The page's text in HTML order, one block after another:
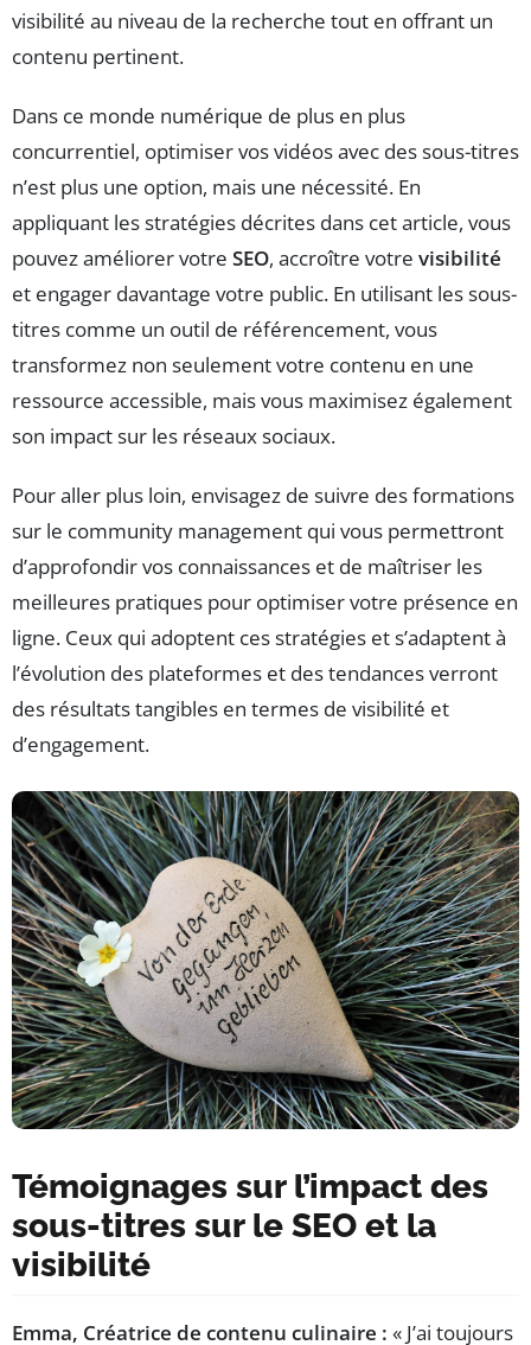
visibilité au niveau de la recherche tout en offrant un
contenu pertinent.
Dans ce monde numérique de plus en plus
concurrentiel, optimiser vos vidéos avec des sous-titres
n’est plus une option, mais une nécessité. En
appliquant les stratégies décrites dans cet article, vous
pouvez améliorer votre SEO, accroître votre visibilité
et engager davantage votre public. En utilisant les sous-
titres comme un outil de référencement, vous
transformez non seulement votre contenu en une
ressource accessible, mais vous maximisez également
son impact sur les réseaux sociaux.
Pour aller plus loin, envisagez de suivre des formations
sur le community management qui vous permettront
d’approfondir vos connaissances et de maîtriser les
meilleures pratiques pour optimiser votre présence en
ligne. Ceux qui adoptent ces stratégies et s’adaptent à
l’évolution des plateformes et des tendances verront
des résultats tangibles en termes de visibilité et
d’engagement.
Témoignages sur l’impact des
sous-titres sur le SEO et la
visibilité
Emma, Créatrice de contenu culinaire : « J’ai toujours